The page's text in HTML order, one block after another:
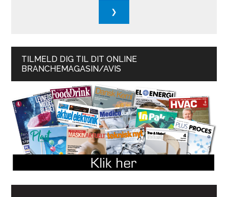
TILMELD DIG TIL DIT ONLINE
BRANCHEMAGASIN/AVIS